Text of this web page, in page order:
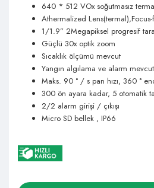
640 * 512 VOx soğutmasız
Athermalized
1/1.9” 2Megapiksel progresif
Güçlü 30x optik zoom
Sıcaklık ölçümü mevcut
Yangın algılama ve alarm mevcut
Maks. 90 ° / s pan hızı, 360 °
300 ön ayara kadar, 5 otomatik
2/2 alarm girişi / çıkışı
Micro SD bellek , IP66